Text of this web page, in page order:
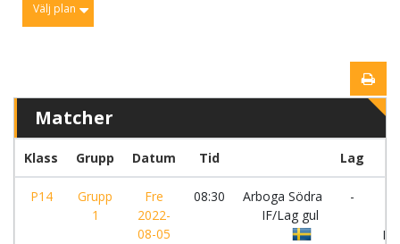
Välj plan
Matcher
Klass Grupp Datum Tid Lag
P14
Grupp
1
Fre
2022-
08-05
08:30
Arboga Södra
IF/Lag gul
-
IF